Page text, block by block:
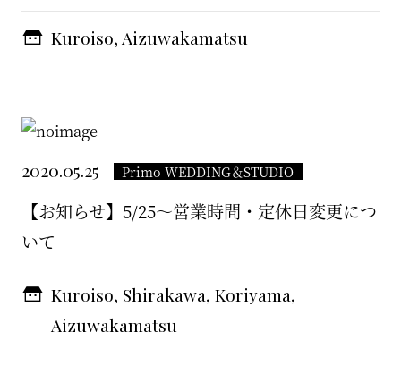
Kuroiso, Aizuwakamatsu
2020.05.25 Primo WEDDING＆STUDIO
【お知らせ】5/25〜営業時間・定休日変更につ
いて
Kuroiso, Shirakawa, Koriyama,
Aizuwakamatsu